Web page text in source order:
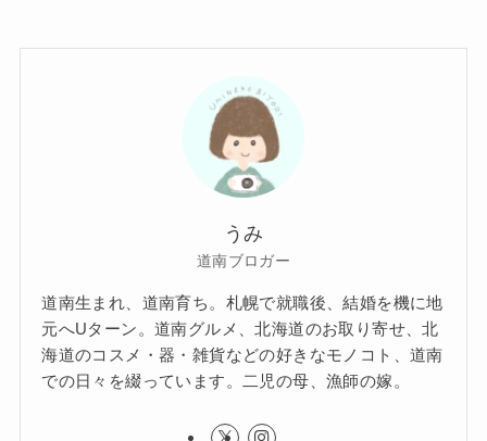
うみ
道南ブロガー
道南生まれ、道南育ち。札幌で就職後、結婚を機に地
元へUターン。道南グルメ、北海道のお取り寄せ、北
海道のコスメ・器・雑貨などの好きなモノコト、道南
での日々を綴っています。二児の母、漁師の嫁。